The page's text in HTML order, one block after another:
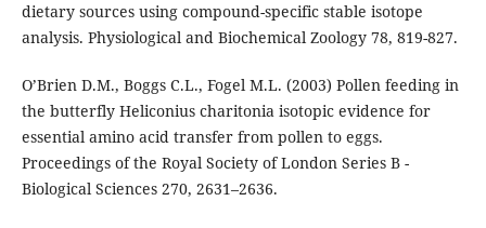
dietary sources using compound-specific stable isotope
analysis. Physiological and Biochemical Zoology 78, 819-827.
O’Brien D.M., Boggs C.L., Fogel M.L. (2003) Pollen feeding in
the butterfly Heliconius charitonia isotopic evidence for
essential amino acid transfer from pollen to eggs.
Proceedings of the Royal Society of London Series B -
Biological Sciences 270, 2631–2636.